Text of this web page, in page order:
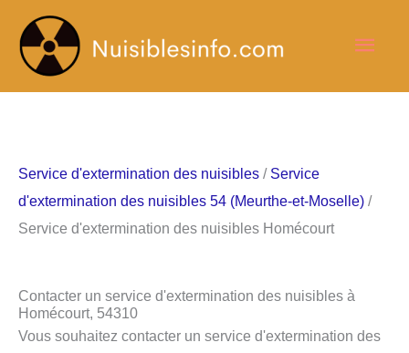
contenu
Service d'extermination des nuisibles / Service
d'extermination des nuisibles 54 (Meurthe-et-Moselle) /
Service d'extermination des nuisibles Homécourt
Contacter un service d'extermination des nuisibles à
Homécourt, 54310
Vous souhaitez contacter un service d'extermination des